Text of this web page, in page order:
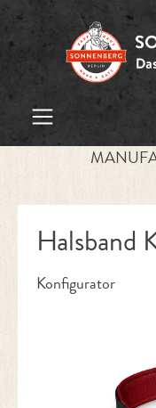
Zum Hauptinhalt springen
Halsband
Konfigurator